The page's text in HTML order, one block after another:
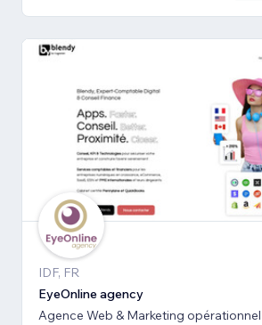
IDF, FR
EyeOnline agency
Agence Web & Marketing opérationnel